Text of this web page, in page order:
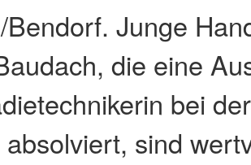
Bendorf. Junge
die eine
bei
sind